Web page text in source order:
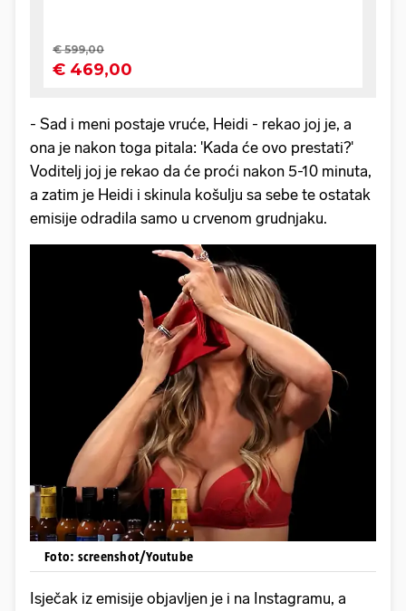
- Sad i meni postaje vruće, Heidi - rekao joj je, a
ona je nakon toga pitala: 'Kada će ovo prestati?'
Voditelj joj je rekao da će proći nakon 5-10 minuta,
a zatim je Heidi i skinula košulju sa sebe te ostatak
emisije odradila samo u crvenom grudnjaku.
Foto: screenshot/Youtube
Isječak iz emisije objavljen je i na Instagramu, a